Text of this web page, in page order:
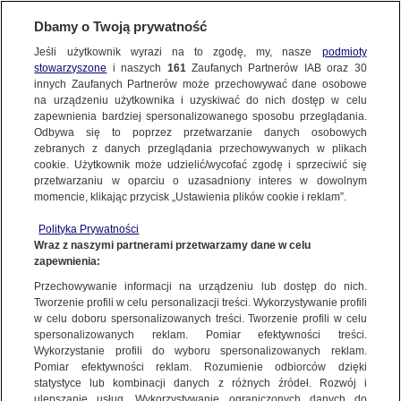
TVN24 | WOŚP 2025
Robert Makłowicz zbiera pieniądze dla WOŚP
NAJNOWSZE
FAKTY
TVN24 GO
POLSKA
ŚWIAT
miasta:
WARSZAWA
Dzień dobry!
Jedno konto do wszystkich usług
Dbamy o Twoją prywatność
Jeśli użytkownik wyrazi na to zgodę, my, nasze podmioty
stowarzyszone i naszych 161Zaufanych Partnerów IAB oraz 30
innych Zaufanych Partnerów może przechowywać dane osobowe
na urządzeniu użytkownika i uzyskiwać do nich dostęp w celu
zapewnienia bardziej spersonalizowanego sposobu przeglądania.
Odbywa się to poprzez przetwarzanie danych osobowych
zebranych z danych przeglądania przechowywanych w plikach
cookie. Użytkownik może udzielić/wycofać zgodę i sprzeciwić się
przetwarzaniu w oparciu o uzasadniony interes w dowolnym
momencie, klikając przycisk „Ustawienia plików cookie i reklam”.
Polityka Prywatności
Wraz z naszymi partnerami przetwarzamy dane w celu
zapewnienia:
Przechowywanie informacji na urządzeniu lub dostęp do nich.
Tworzenie profili w celu personalizacji treści. Wykorzystywanie profili
w celu doboru spersonalizowanych treści. Tworzenie profili w celu
spersonalizowanych reklam. Pomiar efektywności treści.
Wykorzystanie profili do wyboru spersonalizowanych reklam.
Pomiar efektywności reklam. Rozumienie odbiorców dzięki
statystyce lub kombinacji danych z różnych źródeł. Rozwój i